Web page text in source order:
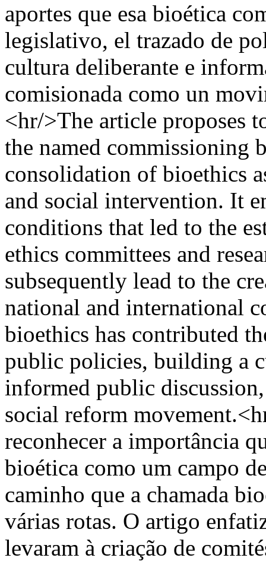
aportes que esa bioética
legislativo, el trazado de
cultura deliberante e
comisionada como un
<hr/>The article proposes
the named commissioning
consolidation of bioethics
and social intervention. It
conditions that led to the
ethics committees and
subsequently lead to the
national and international
bioethics has contributed
public policies, building a
informed public
social reform
reconhecer a importância
bioética como um campo
caminho que a chamada
várias rotas. O artigo
levaram à criação de